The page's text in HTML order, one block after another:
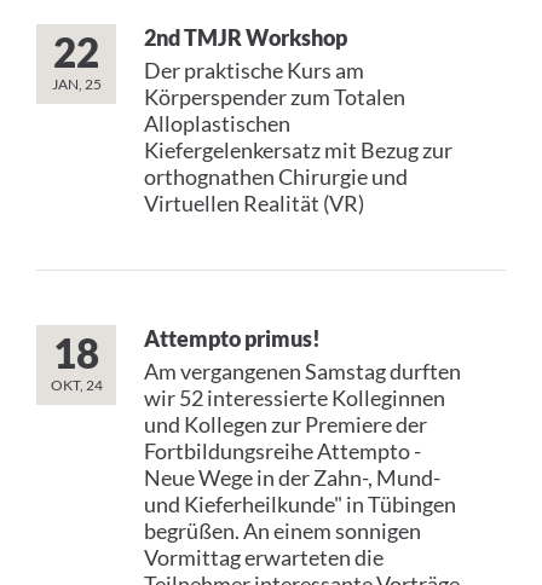
22
JAN, 25
2nd TMJR Workshop
Der praktische Kurs am
Körperspender zum Totalen
Alloplastischen
Kiefergelenkersatz mit Bezug zur
orthognathen Chirurgie und
Virtuellen Realität (VR)
18
OKT, 24
Attempto primus!
Am vergangenen Samstag durften
wir 52 interessierte Kolleginnen
und Kollegen zur Premiere der
Fortbildungsreihe Attempto -
Neue Wege in der Zahn-, Mund-
und Kieferheilkunde" in Tübingen
begrüßen. An einem sonnigen
Vormittag erwarteten die